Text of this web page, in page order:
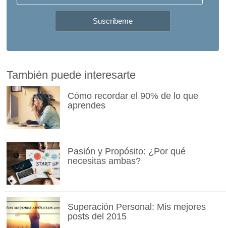
También puede interesarte
Cómo recordar el 90% de lo que
aprendes
Pasión y Propósito: ¿Por qué
necesitas ambas?
Superación Personal: Mis mejores
posts del 2015